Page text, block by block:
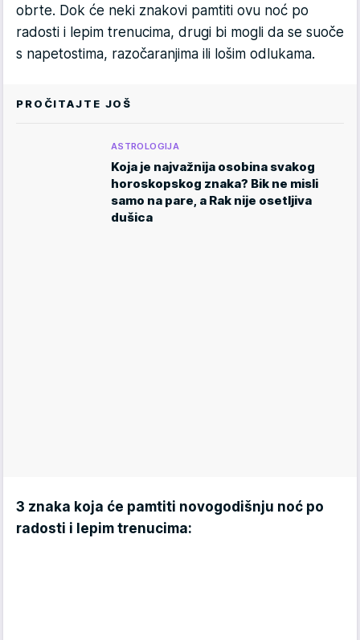
obrte. Dok će neki znakovi pamtiti ovu noć po
radosti i lepim trenucima, drugi bi mogli da se suoče
s napetostima, razočaranjima ili lošim odlukama.
PROČITAJTE JOŠ
ASTROLOGIJA
Koja je najvažnija osobina svakog
horoskopskog znaka? Bik ne misli
samo na pare, a Rak nije osetljiva
dušica
3 znaka koja će pamtiti novogodišnju noć po
radosti i lepim trenucima: